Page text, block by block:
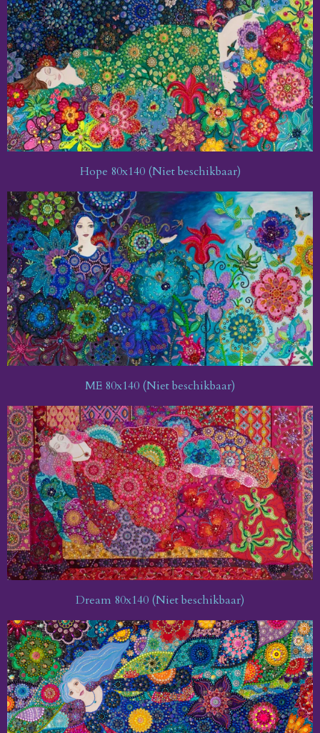
Hope 80x140 (Niet beschikbaar)
ME 80x140 (Niet beschikbaar)
Dream 80x140 (Niet beschikbaar)